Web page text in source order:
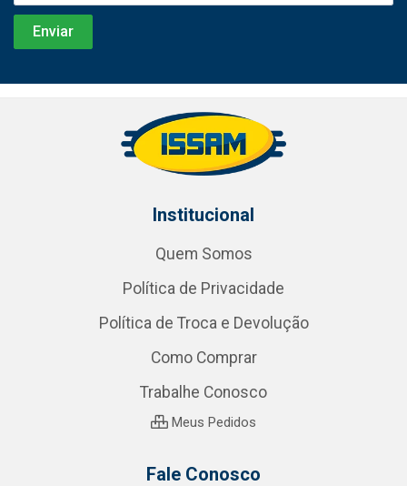
Institucional
Quem Somos
Política de Privacidade
Política de Troca e Devolução
Como Comprar
Trabalhe Conosco
Meus Pedidos
Fale Conosco